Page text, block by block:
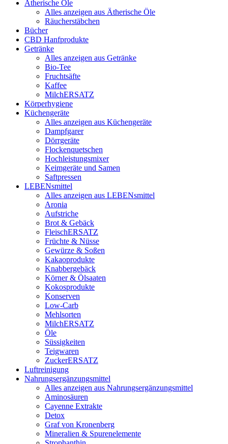
Ätherische Öle
Alles anzeigen aus Ätherische Öle
Räucherstäbchen
Bücher
CBD Hanfprodukte
Getränke
Alles anzeigen aus Getränke
Bio-Tee
Fruchtsäfte
Kaffee
MilchERSATZ
Körperhygiene
Küchengeräte
Alles anzeigen aus Küchengeräte
Dampfgarer
Dörrgeräte
Flockenquetschen
Hochleistungsmixer
Keimgeräte und Samen
Saftpressen
LEBENsmittel
Alles anzeigen aus LEBENsmittel
Aronia
Aufstriche
Brot & Gebäck
FleischERSATZ
Früchte & Nüsse
Gewürze & Soßen
Kakaoprodukte
Knabbergebäck
Körner & Ölsaaten
Kokosprodukte
Konserven
Low-Carb
Mehlsorten
MilchERSATZ
Öle
Süssigkeiten
Teigwaren
ZuckerERSATZ
Luftreinigung
Nahrungsergänzungsmittel
Alles anzeigen aus Nahrungsergänzungsmittel
Aminosäuren
Cayenne Extrakte
Detox
Graf von Kronenberg
Mineralien & Spurenelemente